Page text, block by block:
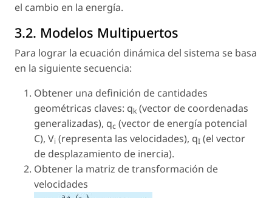
el cambio en la energía.
3.2. Modelos Multipuertos
Para lograr la ecuación dinámica del sistema se basa
en la siguiente secuencia:
Obtener una definición de cantidades
geométricas claves: qk (vector de coordenadas
generalizadas), qc (vector de energía potencial
C), Vi (representa las velocidades), qI (el vector
de desplazamiento de inercia).
Obtener la matriz de transformación de
velocidades